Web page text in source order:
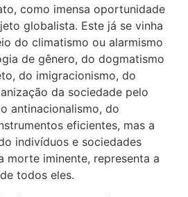
como imensa oportunidade
globalista. Este já se vinha
do climatismo ou alarmismo
de gênero, do dogmatismo
do imigracionismo, do
da sociedade pelo
antinacionalismo, do
eficientes, mas a
indivíduos e sociedades
morte iminente, representa a
todos eles.